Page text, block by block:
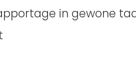
in gewone